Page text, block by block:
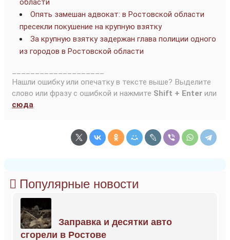
области
Опять замешан адвокат: в Ростовской области
пресекли покушение на крупную взятку
За крупную взятку задержан глава полиции одного
из городов в Ростовской области
Нашли ошибку или опечатку в тексте выше? Выделите
слово или фразу с ошибкой и нажмите Shift + Enter или
сюда.
Популярные новости
Заправка и десятки авто
сгорели в Ростове